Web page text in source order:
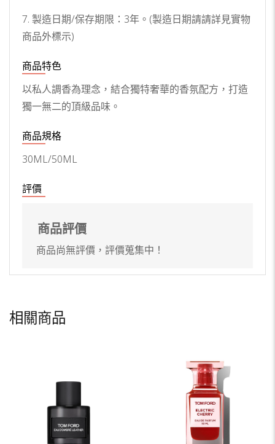
7. 製造日期/保存期限：3年。(製造日期請請詳見實物
商品外標示)
商品特色
以私人調香為理念，結合獨特奢華的香氛配方，打造
獨一無二的頂級品味。
商品規格
30ML/50ML
評價
商品評價
商品尚無評價，評價蒐集中！
相關商品